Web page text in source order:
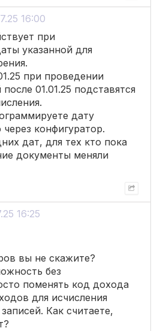
16:00
при
указанной для
при проведении
01.01.25 подставятся
дату
конфигуратор.
дат, для тех кто пока
документы меняли
16:25
вы не скажите?
без
поменять код дохода
для исчисления
Как считаете,